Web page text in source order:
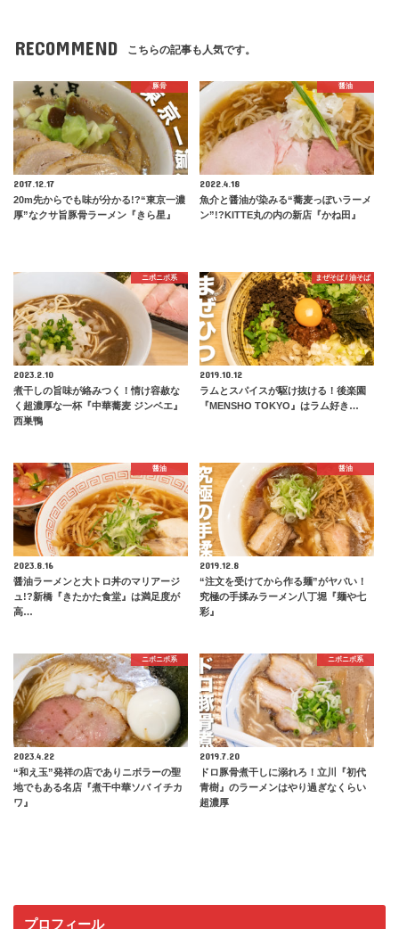
RECOMMEND こちらの記事も人気です。
豚骨
2017.12.17
20m先からでも味が分かる!?“東京一濃
厚”なクサ旨豚骨ラーメン『きら星』
醤油
2022.4.18
魚介と醤油が染みる“蕎麦っぽいラーメ
ン”!?KITTE丸の内の新店『かね田』
ニボニボ系
2023.2.10
煮干しの旨味が絡みつく！情け容赦な
く超濃厚な一杯『中華蕎麦 ジンベエ』
西巣鴨
まぜそば / 油そば
2019.10.12
ラムとスパイスが駆け抜ける！後楽園
『MENSHO TOKYO』はラム好き…
醤油
2023.8.16
醤油ラーメンと大トロ丼のマリアージ
ュ!?新橋『きたかた食堂』は満足度が
高…
醤油
2019.12.8
“注文を受けてから作る麺”がヤバい！
究極の手揉みラーメン八丁堀『麺や七
彩』
ニボニボ系
2023.4.22
“和え玉”発祥の店でありニボラーの聖
地でもある名店『煮干中華ソバ イチカ
ワ』
ニボニボ系
2019.7.20
ドロ豚骨煮干しに溺れろ！立川『初代
青樹』のラーメンはやり過ぎなくらい
超濃厚
プロフィール